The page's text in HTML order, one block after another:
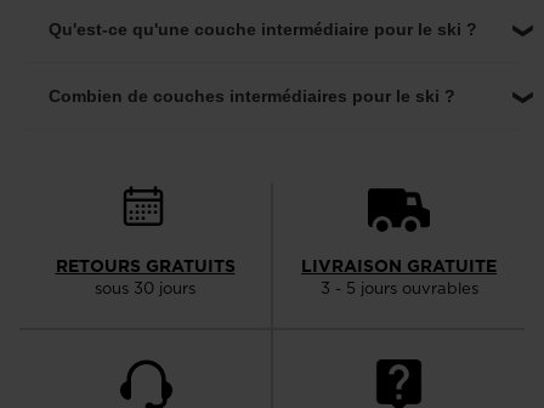
We
visiting
version
United
Qu'est-ce qu'une couche intermédiaire pour le ski ?
Combien de couches intermédiaires pour le ski ?
RETOURS GRATUITS
sous 30 jours
LIVRAISON GRATUITE
3 - 5 jours ouvrables